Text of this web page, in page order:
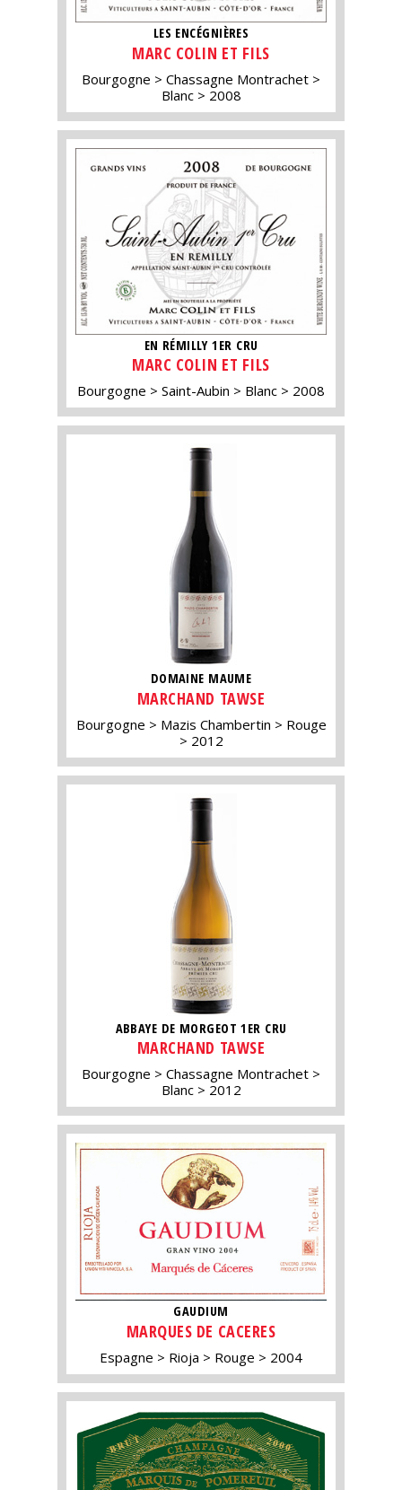
LES ENCÉGNIÈRES
MARC COLIN ET FILS
Bourgogne
Chassagne Montrachet
Blanc
2008
EN RÉMILLY 1ER CRU
MARC COLIN ET FILS
Bourgogne Saint-Aubin Blanc 2008
DOMAINE MAUME
MARCHAND TAWSE
Bourgogne Mazis Chambertin
Rouge
2012
ABBAYE DE MORGEOT 1ER CRU
MARCHAND TAWSE
Bourgogne
Chassagne Montrachet
Blanc
2012
GAUDIUM
MARQUES DE CACERES
Espagne Rioja Rouge 2004